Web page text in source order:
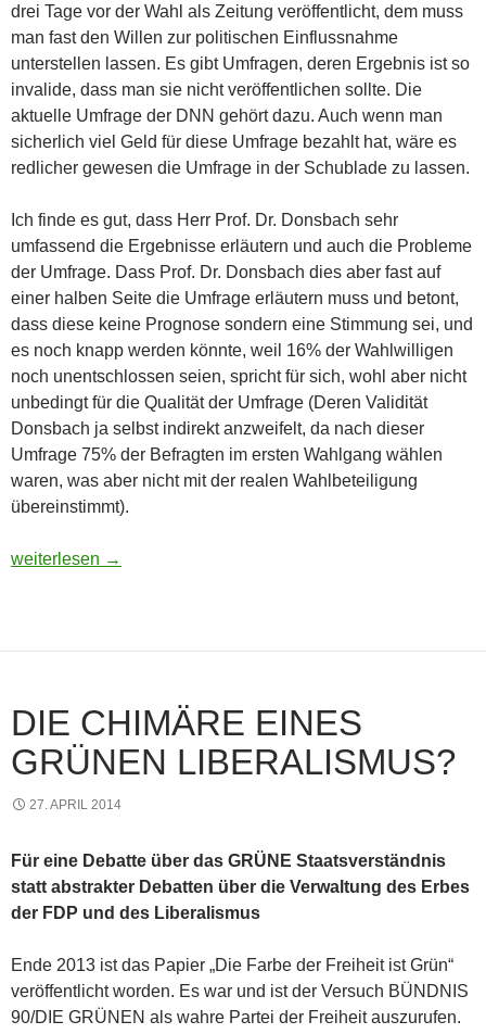
drei Tage vor der Wahl als Zeitung veröffentlicht, dem muss
man fast den Willen zur politischen Einflussnahme
unterstellen lassen. Es gibt Umfragen, deren Ergebnis ist so
invalide, dass man sie nicht veröffentlichen sollte. Die
aktuelle Umfrage der DNN gehört dazu. Auch wenn man
sicherlich viel Geld für diese Umfrage bezahlt hat, wäre es
redlicher gewesen die Umfrage in der Schublade zu lassen.
Ich finde es gut, dass Herr Prof. Dr. Donsbach sehr
umfassend die Ergebnisse erläutern und auch die Probleme
der Umfrage. Dass Prof. Dr. Donsbach dies aber fast auf
einer halben Seite die Umfrage erläutern muss und betont,
dass diese keine Prognose sondern eine Stimmung sei, und
es noch knapp werden könnte, weil 16% der Wahlwilligen
noch unentschlossen seien, spricht für sich, wohl aber nicht
unbedingt für die Qualität der Umfrage (Deren Validität
Donsbach ja selbst indirekt anzweifelt, da nach dieser
Umfrage 75% der Befragten im ersten Wahlgang wählen
waren, was aber nicht mit der realen Wahlbeteiligung
übereinstimmt).
Zu einer Aktuellen Umfrage der DNN
weiterlesen →
DIE CHIMÄRE EINES
GRÜNEN LIBERALISMUS?
27. APRIL 2014
Für eine Debatte über das GRÜNE Staatsverständnis
statt abstrakter Debatten über die Verwaltung des Erbes
der FDP und des Liberalismus
Ende 2013 ist das Papier „Die Farbe der Freiheit ist Grün“
veröffentlicht worden. Es war und ist der Versuch BÜNDNIS
90/DIE GRÜNEN als wahre Partei der Freiheit auszurufen.